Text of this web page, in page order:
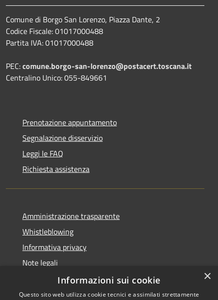
Comune di Borgo San Lorenzo, Piazza Dante, 2
Codice Fiscale: 01017000488
Partita IVA: 01017000488
PEC:comune.borgo-san-lorenzo@postacert.toscana.it
Centralino Unico: 055-849661
Prenotazione appuntamento
Segnalazione disservizio
Leggi le FAQ
Richiesta assistenza
Amministrazione trasparente
Whistleblowing
Informativa privacy
Note legali
Dichiarazione di accessibilità
×
Informazioni sui cookie
Questo sito web utilizza cookie tecnici e assimilati strettamente